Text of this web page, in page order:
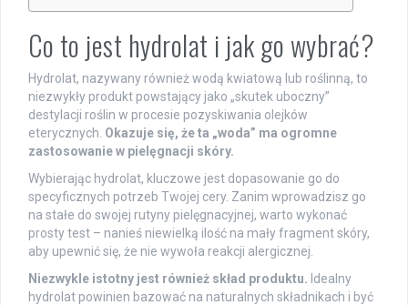
Co to jest hydrolat i jak go wybrać?
Hydrolat, nazywany również wodą kwiatową lub roślinną, to
niezwykły produkt powstający jako „skutek uboczny”
destylacji roślin w procesie pozyskiwania olejków
eterycznych. Okazuje się, że ta „woda” ma ogromne
zastosowanie w pielęgnacji skóry.
Wybierając hydrolat, kluczowe jest dopasowanie go do
specyficznych potrzeb Twojej cery. Zanim wprowadzisz go
na stałe do swojej rutyny pielęgnacyjnej, warto wykonać
prosty test – nanieś niewielką ilość na mały fragment skóry,
aby upewnić się, że nie wywoła reakcji alergicznej.
Niezwykle istotny jest również skład produktu. Idealny
hydrolat powinien bazować na naturalnych składnikach i być